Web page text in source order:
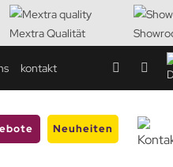
Mextra Qualität
kontakt
Neuheiten